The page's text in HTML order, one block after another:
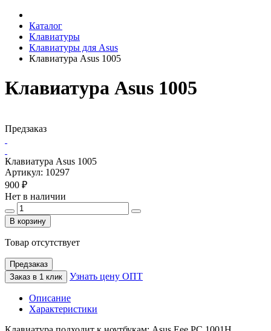
Каталог
Клавиатуры
Клавиатуры для Asus
Клавиатура Asus 1005
Клавиатура Asus 1005
Предзаказ
Клавиатура Asus 1005
Артикул: 10297
900 ₽
Нет в наличии
В корзину
Товар отсутствует
Предзаказ
Заказ в 1 клик
Узнать цену ОПТ
Описание
Характеристики